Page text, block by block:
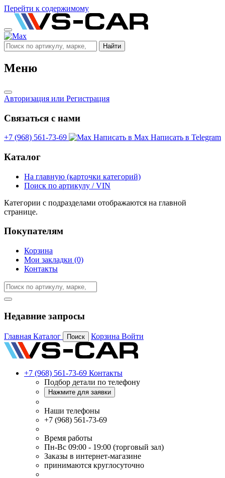
Перейти к содержимому
Найти
Меню
Авторизация или Регистрация
Связаться с нами
+7 (968) 561-73-69 Написать в Max Написать в Telegram
Каталог
На главную (карточки категорий)
Поиск по артикулу / VIN
Категории с подразделами отображаются на главной
странице.
Покупателям
Корзина
Мои закладки (0)
Контакты
Недавние запросы
Главная Каталог Поиск Корзина Войти
+7 (968) 561-73-69 Контакты
Подбор детали по телефону
Нажмите для заявки
Наши телефоны
+7 (968) 561-73-69
Время работы
Пн-Вс 09:00 - 19:00 (торговый зал)
Заказы в интернет-магазине
принимаются круглосуточно